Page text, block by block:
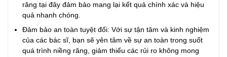
răng tại đây đảm bảo mang lại kết quả chính xác và hiệu
quả nhanh chóng.
Đảm bảo an toàn tuyệt đối: Với sự tận tâm và kinh nghiệm
của các bác sĩ, bạn sẽ yên tâm về sự an toàn trong suốt
quá trình niềng răng, giảm thiểu các rủi ro không mong